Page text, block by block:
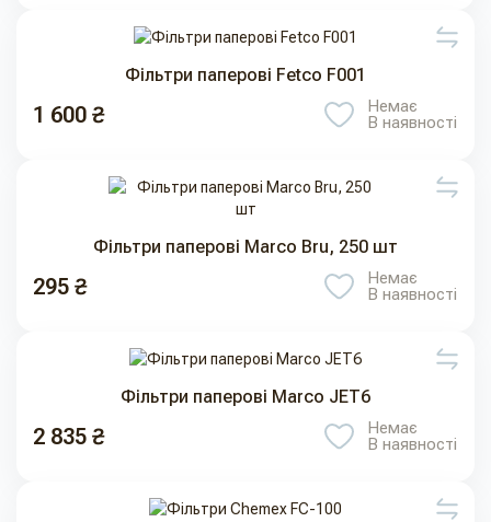
Фільтри паперові Fetco F001
1 600 ₴
Немає
В наявності
Фільтри паперові Marco Bru, 250 шт
295 ₴
Немає
В наявності
Фільтри паперові Marco JET6
2 835 ₴
Немає
В наявності